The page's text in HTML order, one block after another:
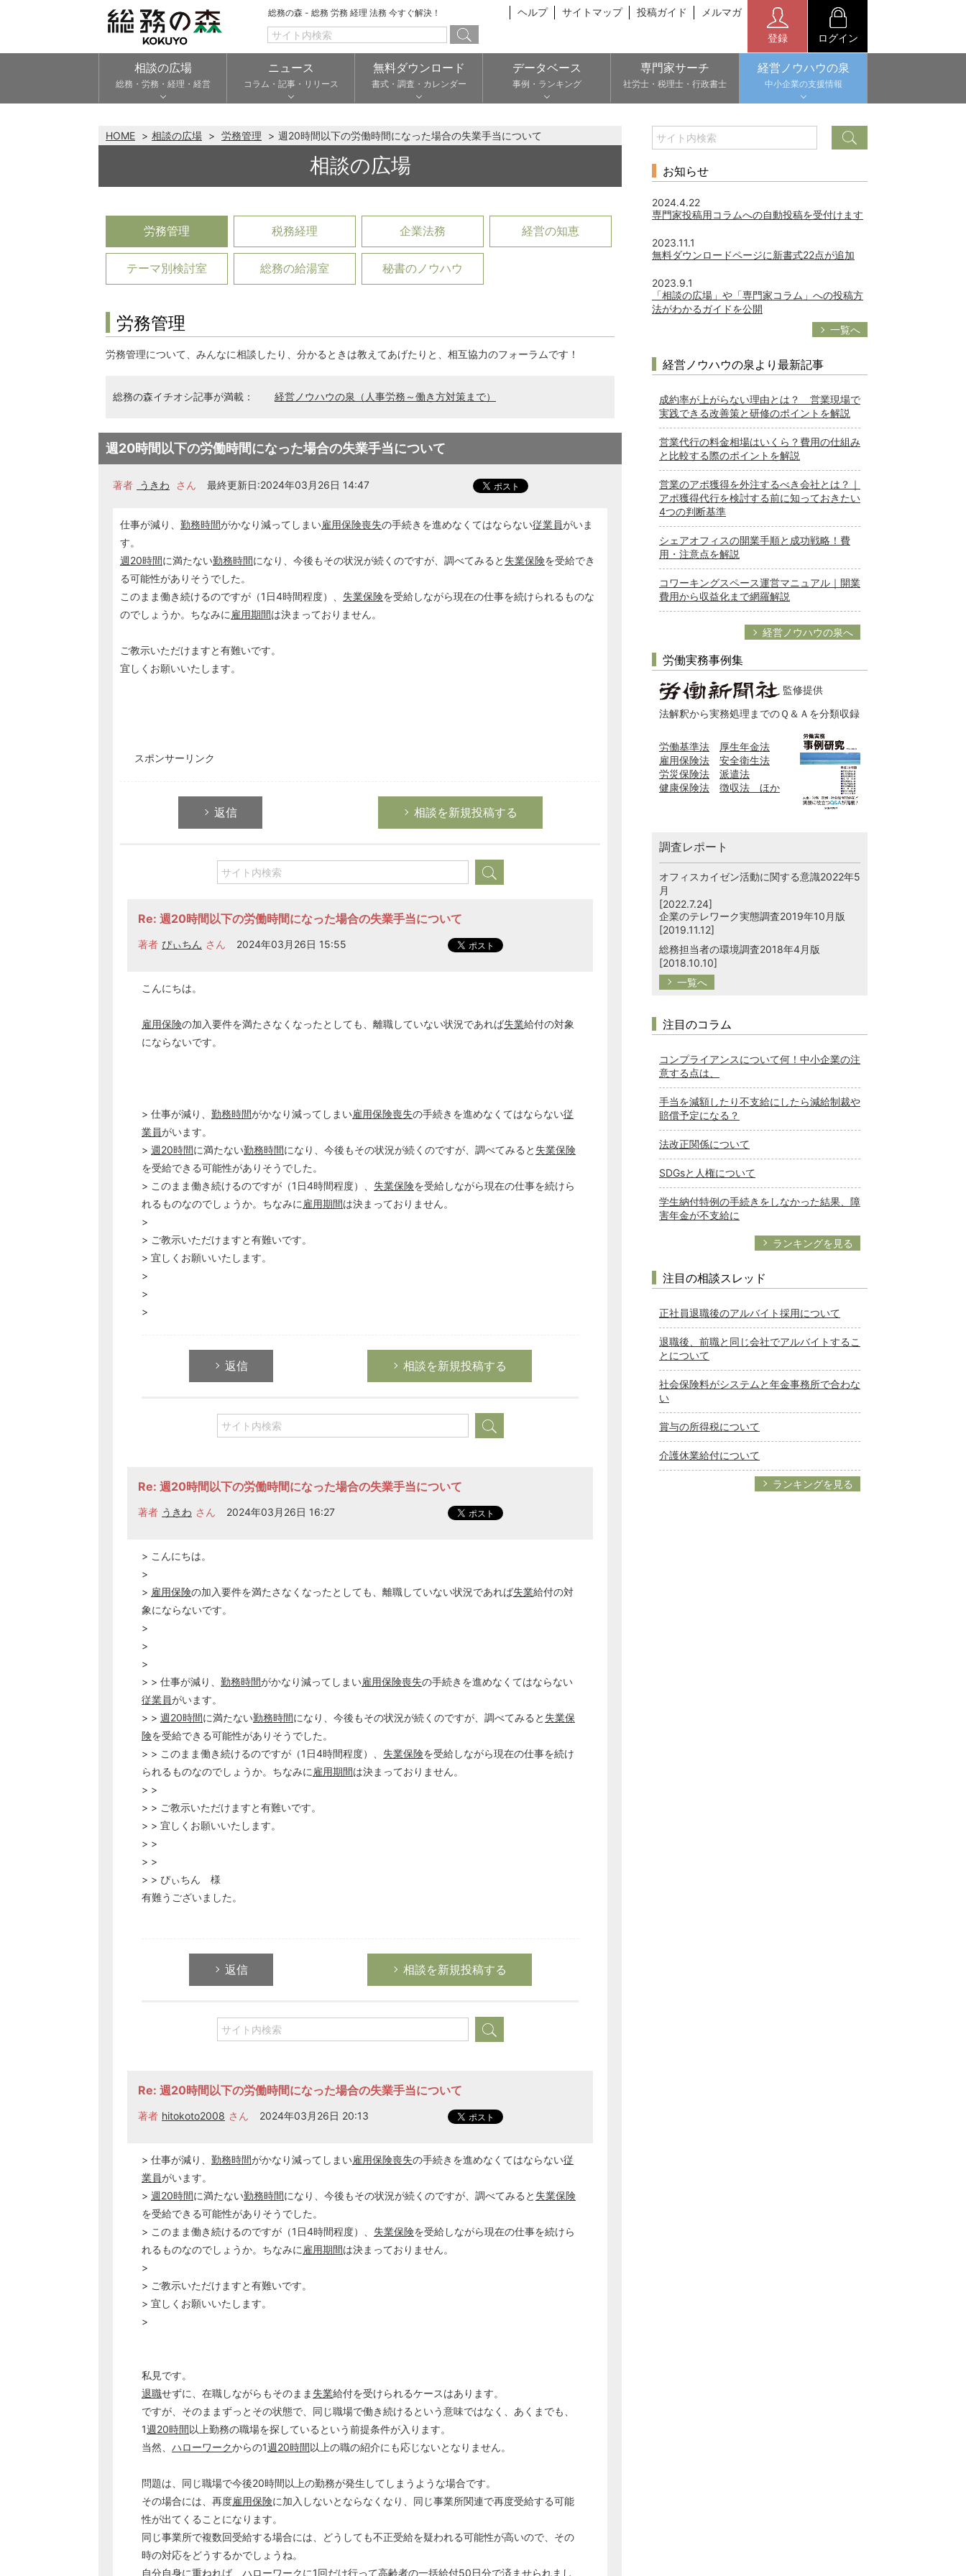
総務の森 - 総務 労務 経理 法務 今すぐ解決！ ヘルプ サイトマップ 投稿ガイド メルマガ
登録 ログイン
相談の広場
総務・労務・経理・経営
ニュース
コラム・記事・リリース
無料ダウンロード
書式・調査・カレンダー
データベース
事例・ランキング
専門家サーチ
社労士・税理士・行政書士
経営ノウハウの泉
中小企業の支援情報
HOME 相談の広場 労務管理 週20時間以下の労働時間になった場合の失業手当について
相談の広場
労務管理 税務経理 企業法務 経営の知恵
テーマ別検討室 総務の給湯室 秘書のノウハウ
労務管理
労務管理について、みんなに相談したり、分かるときは教えてあげたりと、相互協力のフォーラムです！
総務の森イチオシ記事が満載： 経営ノウハウの泉（人事労務～働き方対策まで）
週20時間以下の労働時間になった場合の失業手当について
著者 うきわ さん 最終更新日:2024年03月26日 14:47
仕事が減り、 勤務時間がかなり減ってしまい雇用保険喪失の手続きを進めなくてはならない従業員がいま
す。
週20時間に満たない勤務時間になり、今後もその状況が続くのですが、調べてみると 失業保険を受給でき
る可能性がありそうでした。
このまま働き続けるのですが（1日4時間程度）、 失業保険を受給しながら現在の仕事を続けられるものな
のでしょうか。ちなみに 雇用期間は決まっておりません。
ご教示いただけますと有難いです。
宜しくお願いいたします。
スポンサーリンク
返信 相談を新規投稿する
Re: 週20時間以下の労働時間になった場合の失業手当について
著者 ぴぃちん さん 2024年03月26日 15:55
こんにちは。
雇用保険の加入要件を満たさなくなったとしても、離職していない状況であれば失業給付の対象
にならないです。
> 仕事が減り、 勤務時間がかなり減ってしまい雇用保険喪失の手続きを進めなくてはならない従
業員がいます。
> 週20時間に満たない勤務時間になり、今後もその状況が続くのですが、調べてみると 失業保険
を受給できる可能性がありそうでした。
> このまま働き続けるのですが（1日4時間程度）、 失業保険を受給しながら現在の仕事を続けら
れるものなのでしょうか。ちなみに 雇用期間は決まっておりません。
>
> ご教示いただけますと有難いです。
> 宜しくお願いいたします。
>
>
>
返信 相談を新規投稿する
Re: 週20時間以下の労働時間になった場合の失業手当について
著者 うきわ さん 2024年03月26日 16:27
> こんにちは。
>
> 雇用保険の加入要件を満たさなくなったとしても、離職していない状況であれば失業給付の対
象にならないです。
>
>
>
> > 仕事が減り、 勤務時間がかなり減ってしまい雇用保険喪失の手続きを進めなくてはならない
従業員がいます。
> > 週20時間に満たない勤務時間になり、今後もその状況が続くのですが、調べてみると 失業保
険を受給できる可能性がありそうでした。
> > このまま働き続けるのですが（1日4時間程度）、 失業保険を受給しながら現在の仕事を続け
られるものなのでしょうか。ちなみに 雇用期間は決まっておりません。
> >
> > ご教示いただけますと有難いです。
> > 宜しくお願いいたします。
> >
> >
> > ぴぃちん 様
有難うございました。
返信 相談を新規投稿する
Re: 週20時間以下の労働時間になった場合の失業手当について
著者 hitokoto2008 さん 2024年03月26日 20:13
> 仕事が減り、 勤務時間がかなり減ってしまい雇用保険喪失の手続きを進めなくてはならない従
業員がいます。
> 週20時間に満たない勤務時間になり、今後もその状況が続くのですが、調べてみると 失業保険
を受給できる可能性がありそうでした。
> このまま働き続けるのですが（1日4時間程度）、 失業保険を受給しながら現在の仕事を続けら
れるものなのでしょうか。ちなみに 雇用期間は決まっておりません。
>
> ご教示いただけますと有難いです。
> 宜しくお願いいたします。
>
私見です。
退職せずに、在職しながらもそのまま 失業給付を受けられるケースはあります。
ですが、そのままずっとその状態で、同じ職場で働き続けるという意味ではなく、あくまでも、
1週20時間以上勤務の職場を探しているという前提条件が入ります。
当然、 ハローワークからの1週20時間以上の職の紹介にも応じないとなりません。
問題は、同じ職場で今後20時間以上の勤務が発生してしまうような場合です。
その場合には、再度雇用保険に加入しないとならなくなり、同じ事業所関連で再度受給する可能
性が出てくることになります。
同じ事業所で複数回受給する場合には、どうしても不正受給を疑われる可能性が高いので、その
時の対応をどうするかでしょうね。
自分自身に重ねれば、 ハローワークに1回だけ行って高齢者の一括給付50日分で済ませられまし
どのカテゴリーに投稿しますか？
税務経理
次へ
お知らせ
2024.4.22
専門家投稿用コラムへの自動投稿を受付けます
2023.11.1
無料ダウンロードページに新書式22点が追加
2023.9.1
「相談の広場」や「専門家コラム」への投稿方
法がわかるガイドを公開
一覧へ
経営ノウハウの泉より最新記事
成約率が上がらない理由とは？ 営業現場で
実践できる改善策と研修のポイントを解説
営業代行の料金相場はいくら？費用の仕組み
と比較する際のポイントを解説
営業のアポ獲得を外注するべき会社とは？｜
アポ獲得代行を検討する前に知っておきたい
4つの判断基準
シェアオフィスの開業手順と成功戦略！費
用・注意点を解説
コワーキングスペース運営マニュアル｜開業
費用から収益化まで網羅解説
経営ノウハウの泉へ
労働実務事例集
監修提供
法解釈から実務処理までのＱ＆Ａを分類収録
労働基準法
厚生年金法
雇用保険法
安全衛生法
労災保険法
派遣法
健康保険法
徴収法 ほか
調査レポート
オフィスカイゼン活動に関する意識2022年5
月
[2022.7.24]
企業のテレワーク実態調査2019年10月版
[2019.11.12]
総務担当者の環境調査2018年4月版
[2018.10.10]
一覧へ
注目のコラム
コンプライアンスについて何！中小企業の注
意する点は、
手当を減額したり不支給にしたら減給制裁や
賠償予定になる？
法改正関係について
SDGsと人権について
学生納付特例の手続きをしなかった結果、障
害年金が不支給に
ランキングを見る
注目の相談スレッド
正社員退職後のアルバイト採用について
退職後、前職と同じ会社でアルバイトするこ
とについて
社会保険料がシステムと年金事務所で合わな
い
賞与の所得税について
介護休業給付について
ランキングを見る